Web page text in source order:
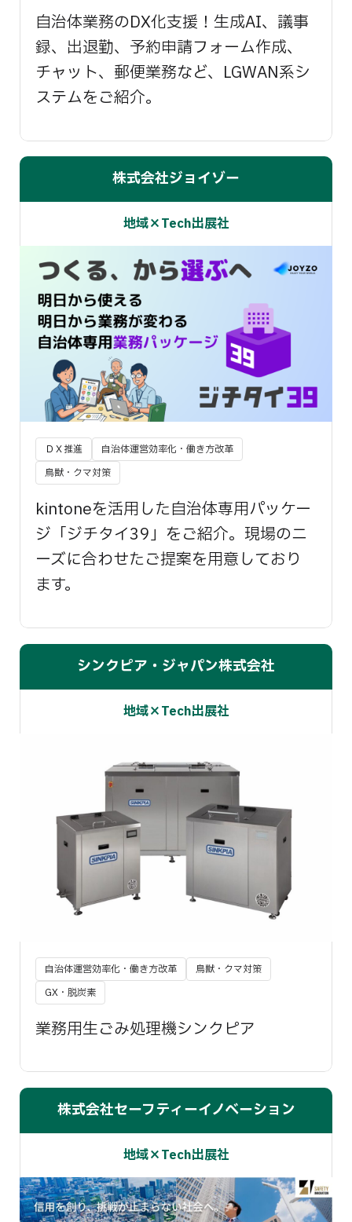
自治体業務のDX化支援！生成AI、議事
録、出退勤、予約申請フォーム作成、
チャット、郵便業務など、LGWAN系シ
ステムをご紹介。
株式会社ジョイゾー
地域×Tech出展社
ＤＸ推進
自治体運営効率化・働き方改革
鳥獣・クマ対策
kintoneを活用した自治体専用パッケー
ジ「ジチタイ39」をご紹介。現場のニ
ーズに合わせたご提案を用意しており
ます。
シンクピア・ジャパン株式会社
地域×Tech出展社
自治体運営効率化・働き方改革
鳥獣・クマ対策
GX・脱炭素
業務用生ごみ処理機シンクピア
株式会社セーフティーイノベーション
地域×Tech出展社